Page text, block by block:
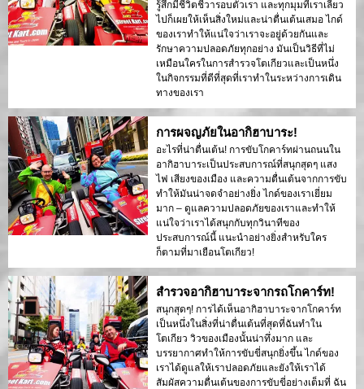
รู้สึกมีชีวิตชีวารอบตัวเรา และทุกมุมที่เราเลี้ยว
ไปก็เผยให้เห็นสิ่งใหม่และน่าตื่นเต้นเสมอ ไกด์
ของเราทำให้แน่ใจว่าเราจะอยู่ด้วยกันและ
รักษาความปลอดภัยทุกอย่าง มันเป็นวิธีที่ไม่
เหมือนใครในการสำรวจโตเกียวและเป็นหนึ่ง
ในกิจกรรมที่ดีที่สุดที่เราทำในระหว่างการเดิน
ทางของเรา
การผจญภัยในอากิฮาบาระ!
อะไรที่น่าตื่นเต้น! การขับโกคาร์ทผ่านถนนใน
อากิฮาบาระเป็นประสบการณ์ที่สนุกสุดๆ แสง
ไฟ เสียงของเมือง และความตื่นเต้นจากการขับ
ทำให้มันน่าจดจำอย่างยิ่ง ไกด์ของเราเยี่ยม
มาก – ดูแลความปลอดภัยของเราและทำให้
แน่ใจว่าเราได้สนุกกับทุกวินาทีของ
ประสบการณ์นี้ แนะนำอย่างยิ่งสำหรับใคร
ก็ตามที่มาเยือนโตเกียว!
สำรวจอากิฮาบาระจากรถโกคาร์ท!
สนุกสุดๆ! การได้เห็นอากิฮาบาระจากโกคาร์ท
เป็นหนึ่งในสิ่งที่น่าตื่นเต้นที่สุดที่ฉันทำใน
โตเกียว วิวของเมืองนั้นน่าทึ่งมาก และ
บรรยากาศทำให้การขับขี่สนุกยิ่งขึ้น ไกด์ของ
เราได้ดูแลให้เราปลอดภัยและยังให้เราได้
สัมผัสความตื่นเต้นของการขับขี่อย่างเต็มที่ ฉัน